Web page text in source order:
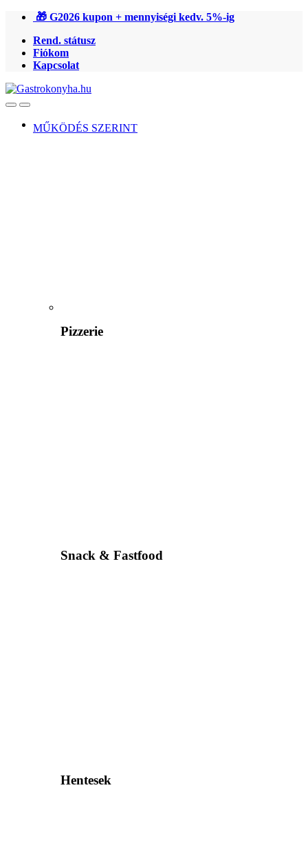
Ugrás
navigációhoz
Ugrás
tartalomra
🎁 G2026 kupon + mennyiségi kedv. 5%-ig
Rend. státusz
Fiókom
Kapcsolat
OpenClose
MŰKÖDÉS SZERINT
Pizzerie
Snack & Fastfood
Hentesek